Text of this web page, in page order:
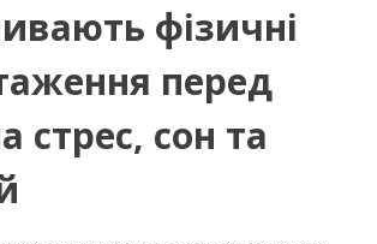
фізичні
перед
стрес, сон та